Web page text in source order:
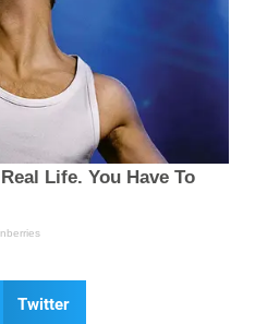
Twitter